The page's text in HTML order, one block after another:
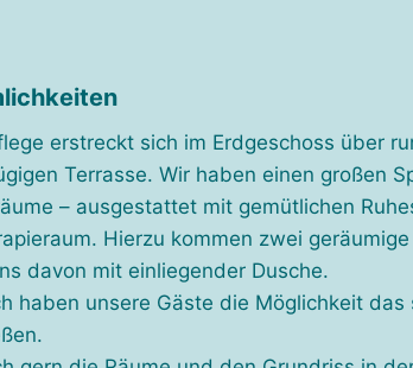
erstreckt sich im Erdgeschoss über
Terrasse. Wir haben einen großen
– ausgestattet mit gemütlichen
Hierzu kommen zwei geräumige
davon mit einliegender Dusche.
haben unsere Gäste die Möglichkeit das